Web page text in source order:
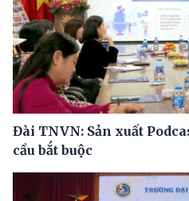
Đài TNVN: Sản xuất
cầu bắt buộc